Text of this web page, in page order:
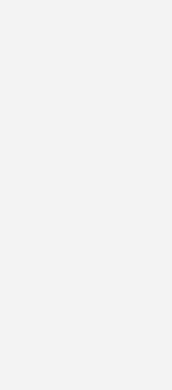
über
ist
finden Sie